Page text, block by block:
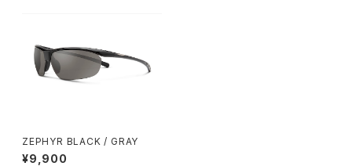
ZEPHYR BLACK / GRAY
¥9,900